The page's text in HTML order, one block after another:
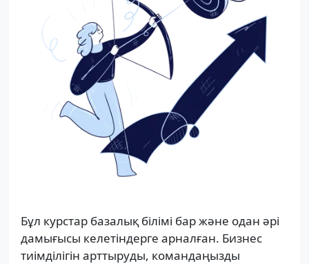
Бұл курстар базалық білімі бар және одан әрі
дамығысы келетіндерге арналған. Бизнес
тиімділігін арттыруды, командаңызды